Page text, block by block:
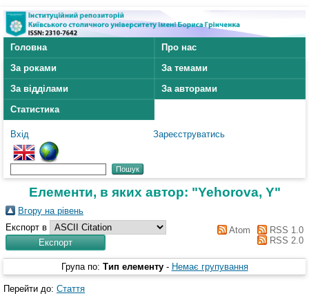
Головна
Про нас
За роками
За темами
За відділами
За авторами
Статистика
Вхід Зареєструватись
Елементи, в яких автор: "Yehorova, Y"
Вгору на рівень
Експорт в
Atom
RSS 1.0
RSS 2.0
Група по: Тип елементу - Немає групування
Перейти до: Стаття